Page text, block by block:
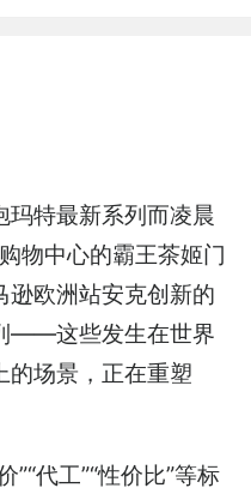
玛特最新系列而凌晨
物中心的霸王茶姬门
逊欧洲站安克创新的
——这些发生在世界
的场景，正在重塑
代工”“性价比”等标